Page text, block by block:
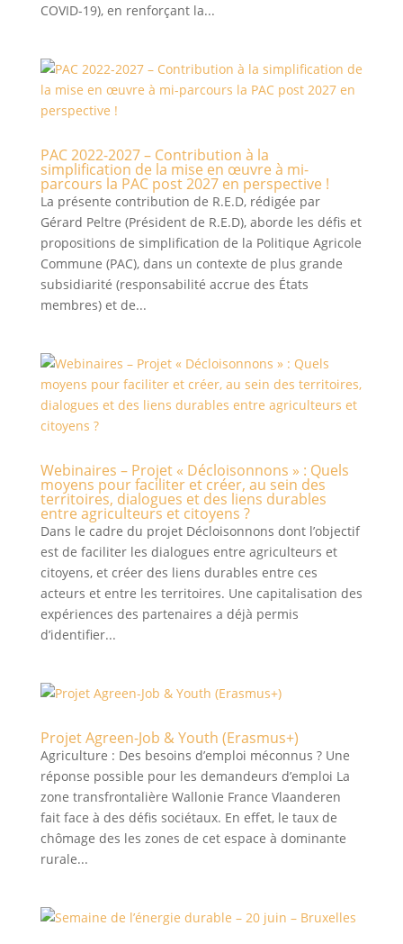
COVID-19), en renforçant la...
PAC 2022-2027 – Contribution à la
simplification de la mise en œuvre à mi-
parcours la PAC post 2027 en perspective !
La présente contribution de R.E.D, rédigée par
Gérard Peltre (Président de R.E.D), aborde les défis et
propositions de simplification de la Politique Agricole
Commune (PAC), dans un contexte de plus grande
subsidiarité (responsabilité accrue des États
membres) et de...
Webinaires – Projet « Décloisonnons » : Quels
moyens pour faciliter et créer, au sein des
territoires, dialogues et des liens durables
entre agriculteurs et citoyens ?
Dans le cadre du projet Décloisonnons dont l’objectif
est de faciliter les dialogues entre agriculteurs et
citoyens, et créer des liens durables entre ces
acteurs et entre les territoires. Une capitalisation des
expériences des partenaires a déjà permis
d’identifier...
Projet Agreen-Job & Youth (Erasmus+)
Agriculture : Des besoins d’emploi méconnus ? Une
réponse possible pour les demandeurs d’emploi La
zone transfrontalière Wallonie France Vlaanderen
fait face à des défis sociétaux. En effet, le taux de
chômage des les zones de cet espace à dominante
rurale...